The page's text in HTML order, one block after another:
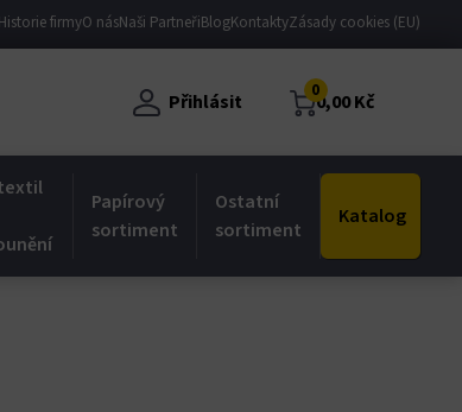
Historie firmyO násNaši PartneřiBlogKontaktyZásady cookies (EU)
Přihlásit 00,00Kč
Papírový
sortiment
Ostatní
sortiment
Katalog